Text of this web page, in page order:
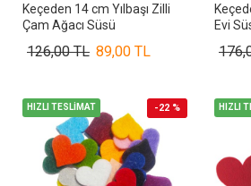
Keçeden 14 cm Yılbaşı Zilli
Çam Ağacı Süsü
89,00 TL
126,00 TL
Evi
HIZLI TESLİMAT -22 % HIZLI